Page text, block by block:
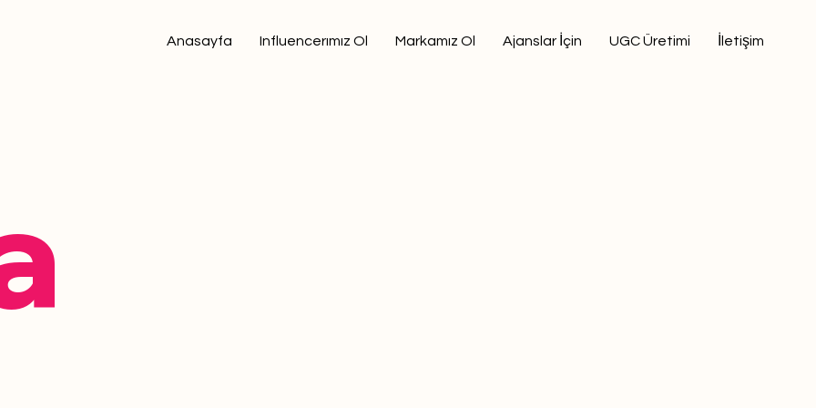
Anasayfa Influencerımız Ol Markamız Ol Ajanslar İçin UGC Üretimi İletişim